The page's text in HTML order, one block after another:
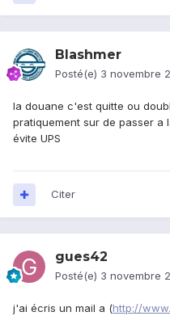
Blashmer
Posté(e) 3 novembre
la douane c'est quitte ou
pratiquement sur de passer a
évite UPS
Citer
gues42
Posté(e) 3 novembre
j'ai écris un mail a (http://